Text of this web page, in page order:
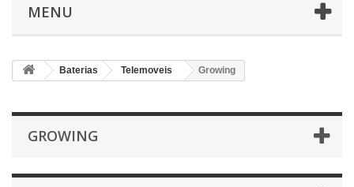
MENU
Baterias Telemoveis Growing
GROWING